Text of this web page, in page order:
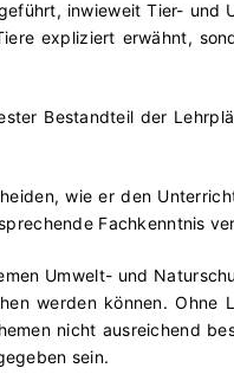
inwieweit Tier- und
expliziert erwähnt,
Bestandteil der
wie er den
Fachkenntnis
Umwelt- und
werden können. Ohne
nicht ausreichend
sein.